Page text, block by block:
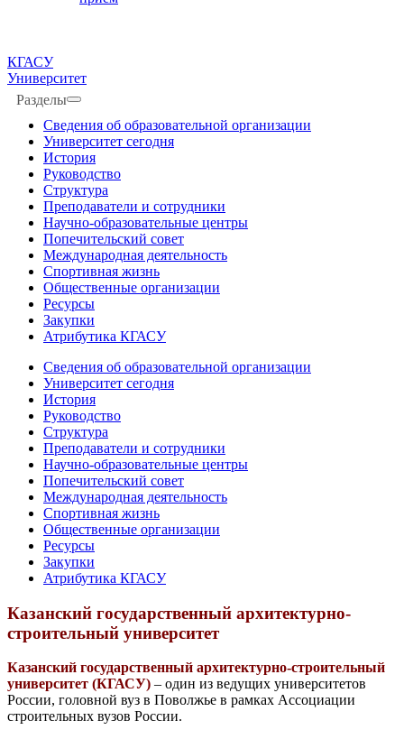
КГАСУ
Университет
Разделы
Сведения об образовательной организации
Университет сегодня
История
Руководство
Структура
Преподаватели и сотрудники
Научно-образовательные центры
Попечительский совет
Международная деятельность
Спортивная жизнь
Общественные организации
Ресурсы
Закупки
Атрибутика КГАСУ
Сведения об образовательной организации
Университет сегодня
История
Руководство
Структура
Преподаватели и сотрудники
Научно-образовательные центры
Попечительский совет
Международная деятельность
Спортивная жизнь
Общественные организации
Ресурсы
Закупки
Атрибутика КГАСУ
Казанский государственный архитектурно-
строительный университет
Казанский государственный архитектурно-строительный
университет (КГАСУ) – один из ведущих университетов
России, головной вуз в Поволжье в рамках Ассоциации
строительных вузов России.